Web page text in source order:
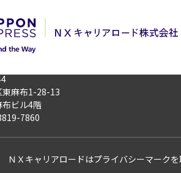
川越・新狭山駅
仕事です
東麻布1-28-13
布ビル4階
7860
ＮＸキャリアロードはプライバシーマークを